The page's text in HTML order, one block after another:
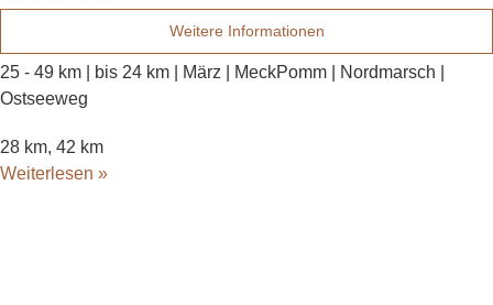
Weitere Informationen
25 - 49 km | bis 24 km | März | MeckPomm | Nordmarsch |
Ostseeweg
28 km, 42 km
Weiterlesen »